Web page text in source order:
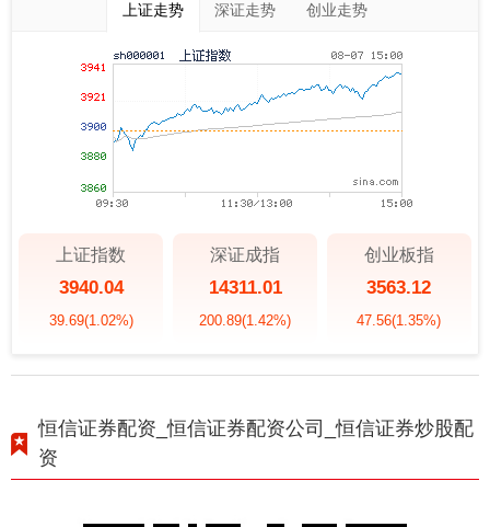
上证走势 深证走势 创业走势
上证指数
3940.04
39.69(1.02%)
深证成指
14311.01
200.89(1.42%)
创业板指
3563.12
47.56(1.35%)
恒信证券配资_恒信证券配资公司_恒信证券炒股配
资